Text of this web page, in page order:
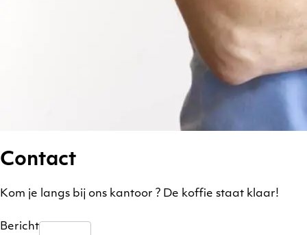
Contact
Kom je langs bij ons kantoor ? De koffie staat klaar!
Bericht